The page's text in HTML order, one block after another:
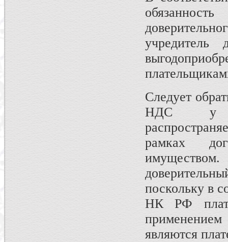
учредитель
Следует
НДС у
рамках
поскольку в
НК РФ
являются